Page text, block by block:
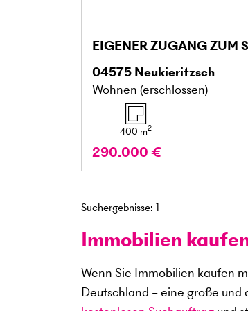
04575 Neukieritzsch
Wohnen (erschlossen)
400 m2
290.000 €
Suchergebnisse: 1
Immobilien
Wenn Sie Immobilien kaufen
Deutschland – eine große